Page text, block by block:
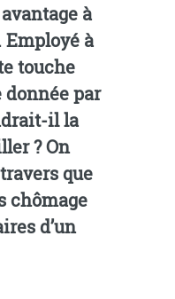
à
à
touche
donnée par
il la
? On
que
chômage
d’un